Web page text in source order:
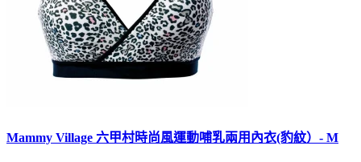
Mammy Village 六甲村時尚風運動哺乳兩用內衣(豹紋）- M